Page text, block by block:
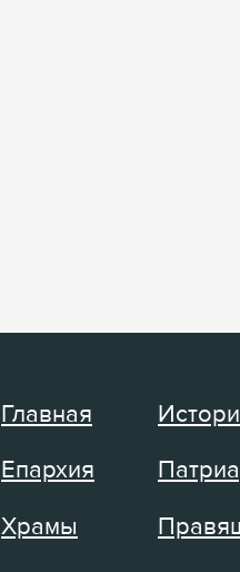
Главная
Епархия
Храмы